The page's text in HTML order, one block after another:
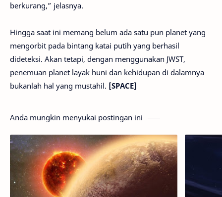
berkurang,” jelasnya.
Hingga saat ini memang belum ada satu pun planet yang
mengorbit pada bintang katai putih yang berhasil
dideteksi. Akan tetapi, dengan menggunakan JWST,
penemuan planet layak huni dan kehidupan di dalamnya
bukanlah hal yang mustahil. [SPACE]
Anda mungkin menyukai postingan ini